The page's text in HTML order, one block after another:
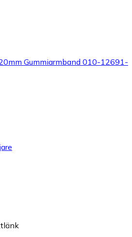
Gummiarmband 010-12691-